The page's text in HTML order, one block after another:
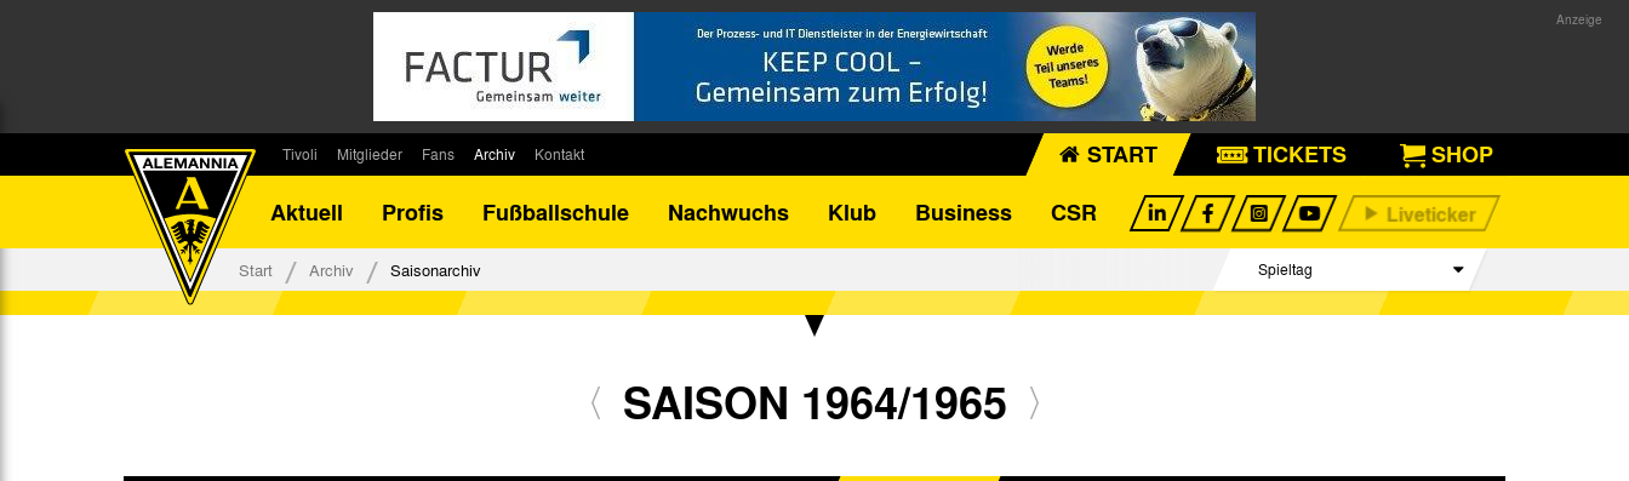
Tivoli
Stadionsprecher
Mitglieder
Kontakt
Fans
Fanbeirat
Fan-Klubs
Archiv
Bilanz DFB-Pokal
Kontakt START TICKETS
SHOP
Aktuell
Profis Fußballschule Nachwuchs Klub Business CSR
Start Archiv Saisonarchiv
Spieltag
Begegnungen
SAISON 1964/1965